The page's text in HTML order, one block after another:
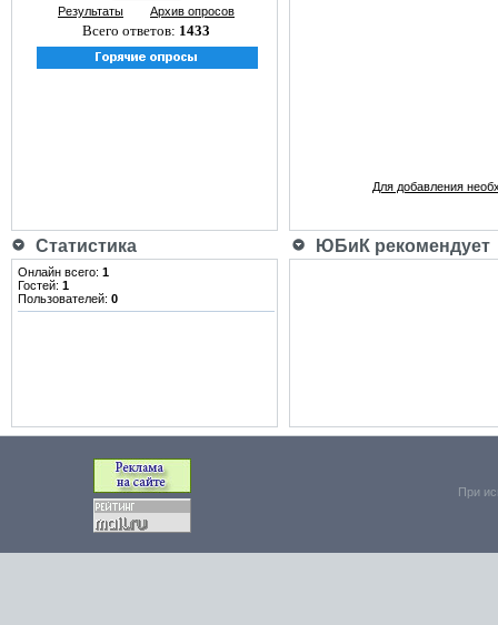
Результаты Архив опросов
Всего ответов: 1433
Для добавления
Статистика ЮБиК рекомендует
Онлайн всего: 1
Гостей: 1
Пользователей: 0
При